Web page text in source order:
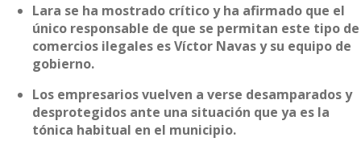
Lara se ha mostrado crítico y ha afirmado que el
único responsable de que se permitan este tipo de
comercios ilegales es Víctor Navas y su equipo de
gobierno.
Los empresarios vuelven a verse desamparados y
desprotegidos ante una situación que ya es la
tónica habitual en el municipio.